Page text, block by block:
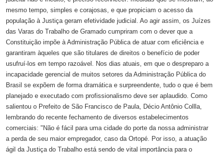
mesmo tempo, simples e corajosas, e que propiciam o acesso da
população à Justiça geram efetividade judicial. Ao agir assim, os Juízes
das Varas do Trabalho de Gramado cumpriram com o dever que a
Constituição impõe à Administração Pública de atuar com eficiência e
garantiram àqueles que são titulares de direitos o benefício de poder
usufruí-los em tempo razoável. Nos dias atuais, em que o despreparo a
incapacidade gerencial de muitos setores da Administração Pública do
Brasil se expõem de forma dramática e surpreendente, tudo o que é bem
planejado e executado com profissionalismo deve ser aplaudido. Como
salientou o Prefeito de São Francisco de Paula, Décio Antônio Collla,
lembrando do recente fechamento de diversos estabelecimentos
comerciais: "Não é fácil para uma cidade do porte da nossa administrar
a perda de seu maior empregador, caso da Ortopé. Por isso, a atuação
ágil da Justiça do Trabalho está sendo de vital importância para o